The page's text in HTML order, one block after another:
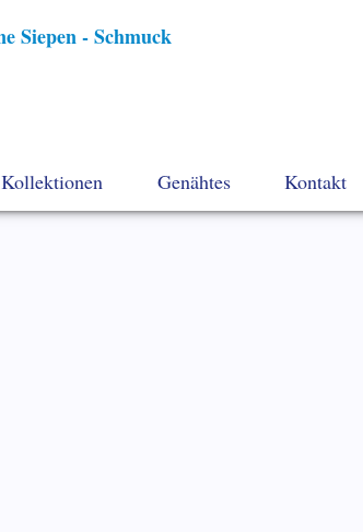
Kollektionen Genähtes Kontakt
Navigation